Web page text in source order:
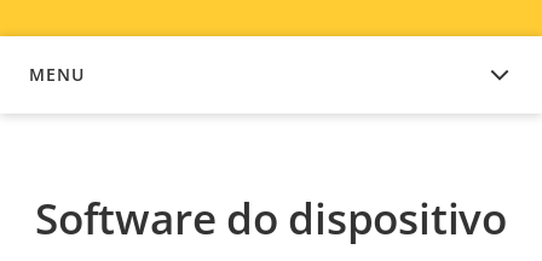
MENU
SOFTWARE DO DISPOSITIVO
Software do dispositivo